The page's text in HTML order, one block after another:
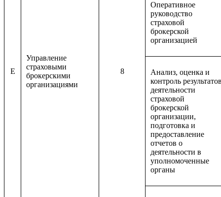
E
Управление
страховыми
брокерскими
организациями
8
Оперативное
руководство
страховой
брокерской
организацией
Анализ, оценка и
контроль
деятельности
страховой
брокерской
организации,
подготовка и
предоставление
отчетов о
деятельности в
уполномоченные
органы